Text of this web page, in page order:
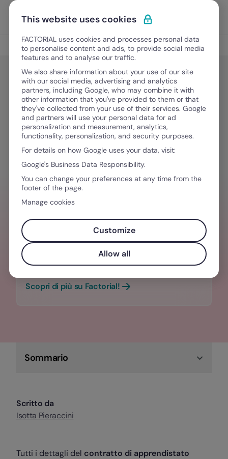
Vai al contenuto
Scopri Factorial
Gestione del personale
Gestione del personale
Apprendistato stipendio, durata e
dettagli del contratto [Guida
Completa]
23 Febbraio, 2026 ·8 minuti di lettura
HAI BISOGNO D´AIUTO PER GESTIRE I TEAM
Valorizza l'esperienza dei tuoi team con
una gestione del personale
centralizzata, semplice e veloce.
Scopri di più su Factorial!
Sommario
Scritto da
Isotta Pieraccini
Tutti i dettagli del contratto di apprendistato
This website uses cookies
FACTORIAL uses cookies and processes personal data
to personalise content and ads, to provide social media
features and to analyse our traffic.
We also share information about your use of our site
with our social media, advertising and analytics
partners, including Google, who may combine it with
other information that you've provided to them or that
they've collected from your use of their services. Google
and partners will use your personal data for ad
personalization and measurement, analytics,
functionality, personalization, and security purposes.
For details on how Google uses your data, visit:
Google's Business Data Responsibility.
You can change your preferences at any time from the
footer of the page.
Manage cookies
Customize
Allow all